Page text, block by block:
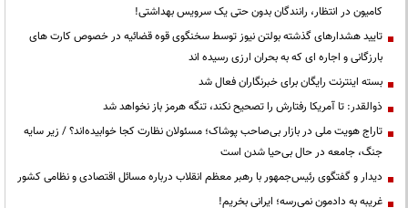
کامیون در انتظار، رانندگان بدون حتی یک سرویس بهداشتی!
تایید هشدارهای گذشته بولتن نیوز توسط سخنگوی قوه قضائیه در خصوص کارت های
بارزگانی و اجاره ای که به بحران ارزی رسیده اند
بسته اینترنت رایگان برای خبرنگاران فعال شد
ذوالقدر: تا آمریکا رفتارش را تصحیح نکند، تنگه هرمز باز نخواهد شد
تاراج هویت ملی در بازار بی‌صاحب پوشاک؛ مسئولان نظارت کجا خوابیده‌اند؟ / زیر سایه
جنگ، جامعه در حال بی‌حیا شدن است
دیدار و گفتگوی رئیس‌جمهور با رهبر معظم انقلاب درباره مسائل اقتصادی و نظامی کشور
غریبه به دادمون نمی‌رسه؛ ایرانی بخریم!